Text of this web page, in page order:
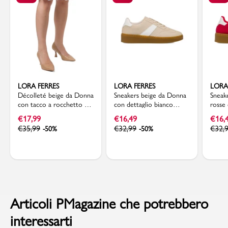
LORA FERRES
Décolleté beige da Donna
con tacco a rocchetto 7
cm Lora Ferres
€17,99
€35,99 -50%
LORA FERRES
Sneakers beige da Donna
con dettaglio bianco
laterale Lora Ferres
€16,49
€32,99 -50%
rosse
Lora
€
€
Articoli PMagazine che potrebbero
interessarti